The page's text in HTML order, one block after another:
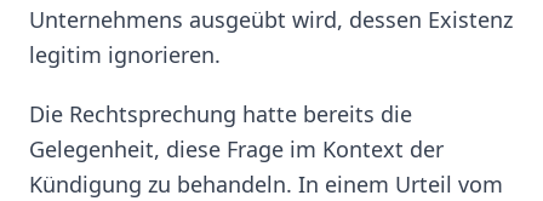
Unternehmens ausgeübt wird, dessen Existenz
legitim ignorieren.
Die Rechtsprechung hatte bereits die
Gelegenheit, diese Frage im Kontext der
Kündigung zu behandeln. In einem Urteil vom